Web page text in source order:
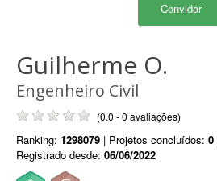
Convidar
Guilherme O.
Engenheiro Civil
(0.0 - 0 avaliações)
Ranking: 1298079 | Projetos concluídos: 0
Registrado desde: 06/06/2022